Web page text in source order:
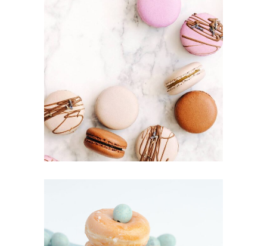
MACAROONS
Cakes